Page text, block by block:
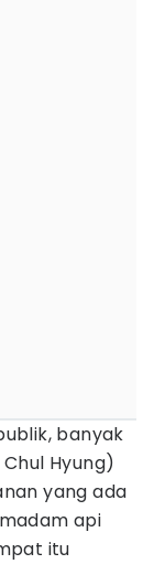
banyak
Hyung)
yang ada
api
itu